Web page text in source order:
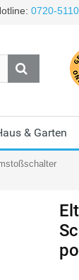
0720-
& Garten